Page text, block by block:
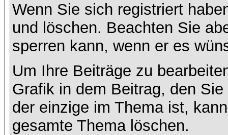
Wenn Sie sich registriert
und löschen. Beachten Sie
sperren kann, wenn er es
Um Ihre Beiträge zu
Grafik in dem Beitrag, den
der einzige im Thema ist,
gesamte Thema löschen.